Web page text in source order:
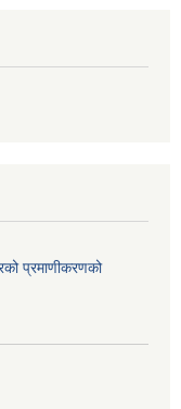
प्रमाणीकरणको